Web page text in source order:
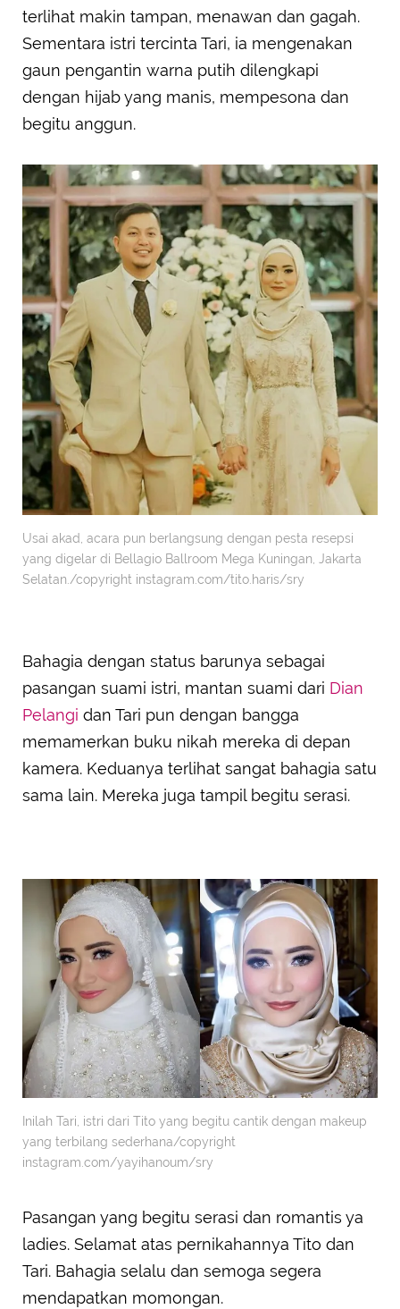
terlihat makin tampan, menawan dan gagah.
Sementara istri tercinta Tari, ia mengenakan
gaun pengantin warna putih dilengkapi
dengan hijab yang manis, mempesona dan
begitu anggun.
Usai akad, acara pun berlangsung dengan pesta resepsi
yang digelar di Bellagio Ballroom Mega Kuningan, Jakarta
Selatan./copyright instagram.com/tito.haris/sry
Bahagia dengan status barunya sebagai
pasangan suami istri, mantan suami dari Dian
Pelangi dan Tari pun dengan bangga
memamerkan buku nikah mereka di depan
kamera. Keduanya terlihat sangat bahagia satu
sama lain. Mereka juga tampil begitu serasi.
Inilah Tari, istri dari Tito yang begitu cantik dengan makeup
yang terbilang sederhana/copyright
instagram.com/yayihanoum/sry
Pasangan yang begitu serasi dan romantis ya
ladies. Selamat atas pernikahannya Tito dan
Tari. Bahagia selalu dan semoga segera
mendapatkan momongan.